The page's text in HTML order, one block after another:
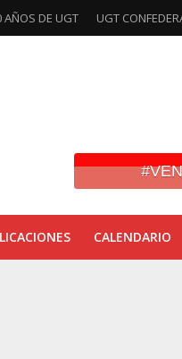
AÑOS DE UGT UGT
CALENDARIO